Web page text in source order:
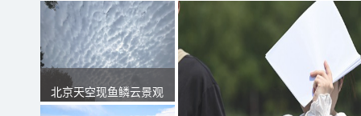
北京天空现鱼鳞云景观